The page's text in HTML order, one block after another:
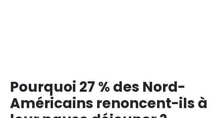
Pourquoi 27 % des Nord-
Américains renoncent-ils à